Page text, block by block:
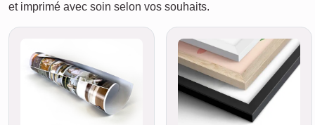
et imprimé avec soin selon vos souhaits.